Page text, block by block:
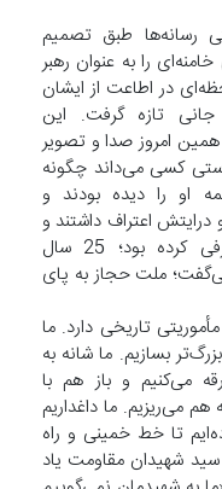
شمسی؛ وقتی رسانه‌ها طبق تصمیم
را به عنوان رهبر
در اطاعت از ایشان
تازه گرفت. این
امروز صدا و تصویر
کسی می‌داند چگونه
او را دیده بودند و
اعتراف داشتند و
پیامبر بارها او را جانشین خود معرفی کرده بود؛ 25 سال
ملت حجاز به پای
تاریخی دارد. ما
بسازیم. ما شانه به
می‌کنیم و باز هم با
می‌ریزیم. ما داغداریم
تا خط خمینی و راه
سید شهیدان مقاومت یاد